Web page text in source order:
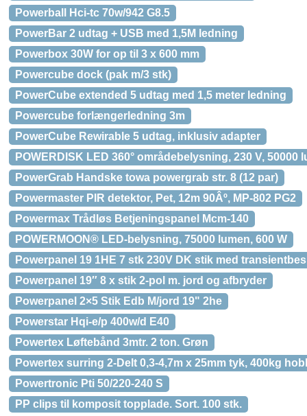
Powerball Hci-tc 70w/942 G8.5
PowerBar 2 udtag + USB med 1,5M ledning
Powerbox 30W for op til 3 x 600 mm
Powercube dock (pak m/3 stk)
PowerCube extended 5 udtag med 1,5 meter ledning
Powercube forlængerledning 3m
PowerCube Rewirable 5 udtag, inklusiv adapter
POWERDISK LED 360° områdebelysning, 230 V, 50000
PowerGrab Handske towa powergrab str. 8 (12 par)
Powermaster PIR detektor, Pet, 12m 90Âº, MP-802 PG2
Powermax Trådløs Betjeningspanel Mcm-140
POWERMOON® LED-belysning, 75000 lumen, 600 W
Powerpanel 19 1HE 7 stk 230V DK stik med
Powerpanel 19″ 8 x stik 2-pol m. jord og afbryder
Powerpanel 2×5 Stik Edb M/jord 19" 2he
Powerstar Hqi-e/p 400w/d E40
Powertex Løftebånd 3mtr. 2 ton. Grøn
Powertex surring 2-Delt 0,3-4,7m x 25mm tyk, 400kg
Powertronic Pti 50/220-240 S
PP clips til komposit topplade. Sort. 100 stk.